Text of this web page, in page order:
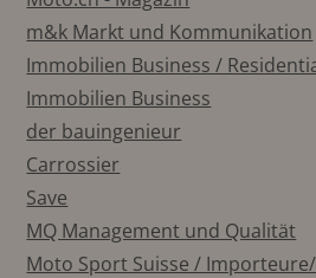
m&k Markt und Kommunikation
Immobilien Business /
Immobilien Business
der bauingenieur
Carrossier
Save
MQ Management und Qualität
Moto Sport Suisse /